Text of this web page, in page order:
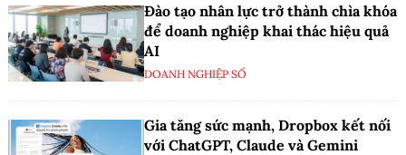
Đào tạo nhân lực trở thành chìa khóa
để doanh nghiệp khai thác hiệu quả
AI
DOANH NGHIỆP SỐ
Gia tăng sức mạnh, Dropbox kết nối
với ChatGPT, Claude và Gemini